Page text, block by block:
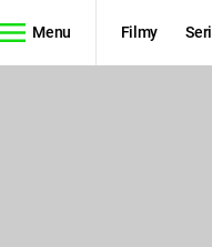
Menu Filmy